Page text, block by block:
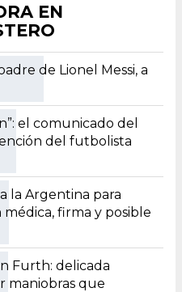
EN
de Lionel Messi, a
el comunicado del
del futbolista
la Argentina para
médica, firma y posible
Furth: delicada
maniobras que